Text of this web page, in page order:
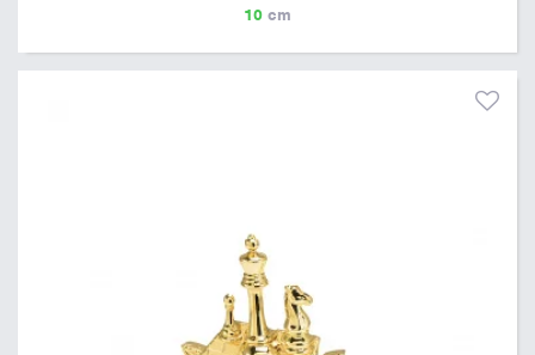
10 cm